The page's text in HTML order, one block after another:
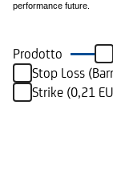
performance future.
Prodotto
Stop Loss
Strike (0,21